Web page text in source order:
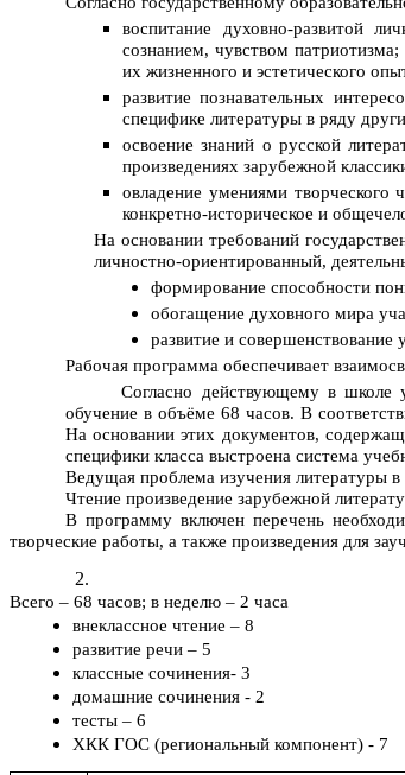
воспитание духовно-развитой
сознанием, чувством
их жизненного и эстетического
развитие познавательных
специфике литературы в ряду
освоение знаний о русской
произведениях зарубежной
овладение умениями
конкретно-историческое и
На основании требований
личностно-ориентированный,
формирование способности
обогащение духовного мира
развитие и
Рабочая программа обеспечивает
Согласно действующему в школе
обучение в объёме 68 часов. В
На основании этих документов,
специфики класса выстроена система
Ведущая проблема изучения литературы
Чтение произведение зарубежной
В программу включен перечень
творческие работы, а также произведения для
Всего – 68 часов; в неделю – 2 часа
внеклассное чтение – 8
развитие речи – 5
классные сочинения- 3
домашние сочинения - 2
тесты – 6
ХКК ГОС (региональный компонент) - 7